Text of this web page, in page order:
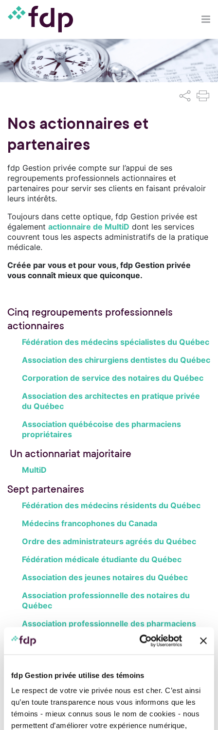
fdp Gestion privée utilise des témoins
Le respect de votre vie privée nous est cher. C’est ainsi
qu’en toute transparence nous vous informons que les
témoins - mieux connus sous le nom de cookies - nous
permettent d’améliorer votre expérience numérique,
Nos actionnaires et
partenaires
fdp Gestion privée compte sur l’appui de ses
regroupements professionnels actionnaires et
partenaires pour servir ses clients en faisant prévaloir
leurs intérêts.
Toujours dans cette optique, fdp Gestion privée est
également actionnaire de MultiD dont les services
couvrent tous les aspects administratifs de la pratique
médicale.
Créée par vous et pour vous, fdp Gestion privée
vous connaît mieux que quiconque.
Cinq regroupements professionnels
actionnaires
Fédération des médecins spécialistes du Québec
Association des chirurgiens dentistes du Québec
Corporation de service des notaires du Québec
Association des architectes en pratique privée
du Québec
Association québécoise des pharmaciens
propriétaires
Un actionnariat majoritaire
MultiD
Sept partenaires
Fédération des médecins résidents du Québec
Médecins francophones du Canada
Ordre des administrateurs agréés du Québec
Fédération médicale étudiante du Québec
Association des jeunes notaires du Québec
Association professionnelle des notaires du
Québec
Association professionnelle des pharmaciens
salariés du Québec
complémentaire à nos services, dans le domaine de
l’assurance.Profitez de son expérience et de sa
connaissance des besoins des professionnels.
Sogemec Assurances